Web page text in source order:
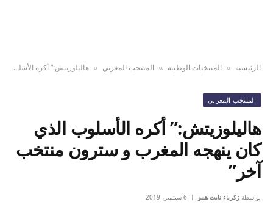
الرئيسية » المنتخبات الوطنية » المنتخب المغربي » هاليلوزيتش:” أكره الأسلوب الذي كان ينهجه المغرب و سترون منتخب آخر”
المنتخب المغربي
هاليلوزيتش:” أكره الأسلوب الذي
كان ينهجه المغرب و سترون منتخب
آخر”
بواسطة زكرياء نايت همو 6 سبتمبر، 2019